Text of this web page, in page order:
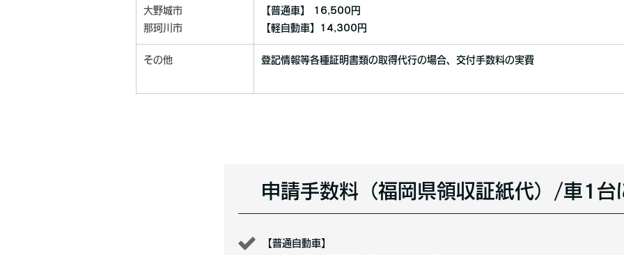
大野城市
那珂川市
【普通車】
【軽自動車】14,300円
その他 登記情報等各種証明書類の取得代行の場合、交付手数料の実費
申請手数料（福岡県領収証紙代）/車1台
【普通自動車】